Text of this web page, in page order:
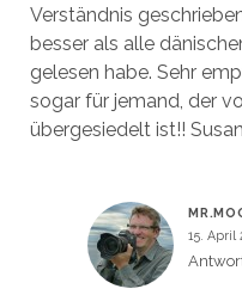
Verständnis
besser als alle
gelesen habe. Sehr
sogar für jemand, der
übergesiedelt ist!!
15. April